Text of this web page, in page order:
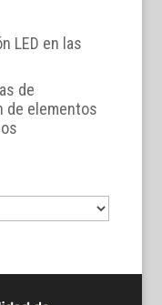
LED en las
de
de elementos